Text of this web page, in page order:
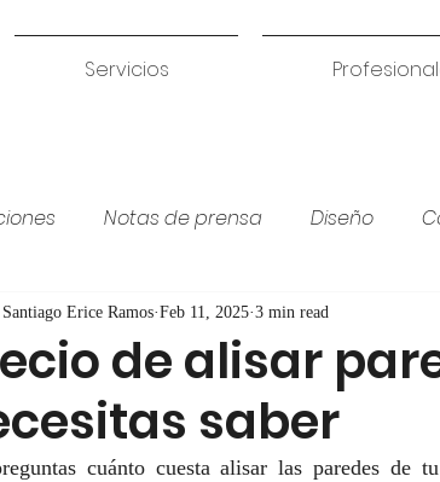
Servicios
Notas de prensa Diseño
colores Colores para habitación
de alisar
saber
Santiago Erice Ramos Feb 11, 2025 3 min read
cuánto cuesta alisar las paredes de